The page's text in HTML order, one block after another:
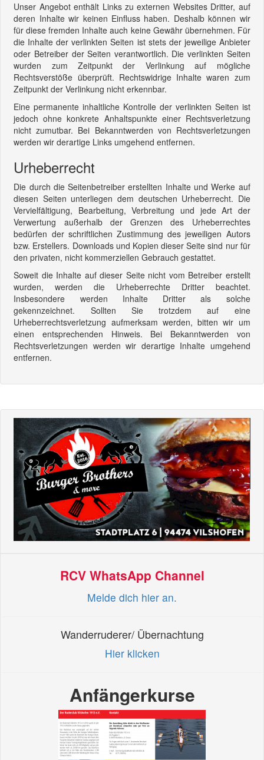
Unser Angebot enthält Links zu externen Websites Dritter, auf
deren Inhalte wir keinen Einfluss haben. Deshalb können wir
für diese fremden Inhalte auch keine Gewähr übernehmen. Für
die Inhalte der verlinkten Seiten ist stets der jeweilige Anbieter
oder Betreiber der Seiten verantwortlich. Die verlinkten Seiten
wurden zum Zeitpunkt der Verlinkung auf mögliche
Rechtsverstöße überprüft. Rechtswidrige Inhalte waren zum
Zeitpunkt der Verlinkung nicht erkennbar.
Eine permanente inhaltliche Kontrolle der verlinkten Seiten ist
jedoch ohne konkrete Anhaltspunkte einer Rechtsverletzung
nicht zumutbar. Bei Bekanntwerden von Rechtsverletzungen
werden wir derartige Links umgehend entfernen.
Urheberrecht
Die durch die Seitenbetreiber erstellten Inhalte und Werke auf
diesen Seiten unterliegen dem deutschen Urheberrecht. Die
Vervielfältigung, Bearbeitung, Verbreitung und jede Art der
Verwertung außerhalb der Grenzen des Urheberrechtes
bedürfen der schriftlichen Zustimmung des jeweiligen Autors
bzw. Erstellers. Downloads und Kopien dieser Seite sind nur für
den privaten, nicht kommerziellen Gebrauch gestattet.
Soweit die Inhalte auf dieser Seite nicht vom Betreiber erstellt
wurden, werden die Urheberrechte Dritter beachtet.
Insbesondere werden Inhalte Dritter als solche
gekennzeichnet. Sollten Sie trotzdem auf eine
Urheberrechtsverletzung aufmerksam werden, bitten wir um
einen entsprechenden Hinweis. Bei Bekanntwerden von
Rechtsverletzungen werden wir derartige Inhalte umgehend
entfernen.
RCV WhatsApp Channel
Melde dich hier an.
Wanderruderer/ Übernachtung
Hier klicken
Anfängerkurse